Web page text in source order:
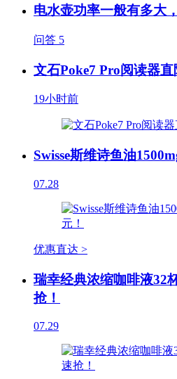
电水壶功率一般有多大
问答 5
文石Poke7 Pro阅读器
19小时前
Swisse斯维诗鱼油
07.28
优惠直达 >
瑞幸经典浓缩咖啡液32
抢！
07.29